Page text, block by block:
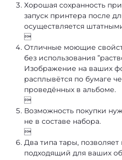
Хорошая сохранность
запуск принтера после
осуществляется

Отличные моющие
без использования
Изображение на ваших
расплывётся по бумаге
проведённых в альбоме.

Возможность покупки
не в составе набора.

Два типа тары,
подходящий для ваших